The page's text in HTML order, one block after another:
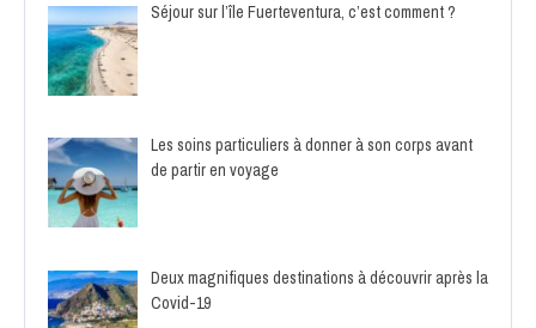
Séjour sur l’île Fuerteventura, c’est comment ?
Les soins particuliers à donner à son corps avant
de partir en voyage
Deux magnifiques destinations à découvrir après la
Covid-19